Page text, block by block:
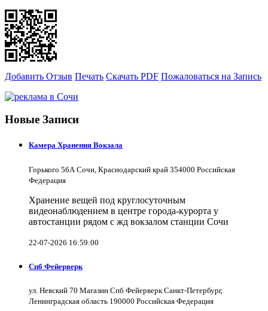
Добавить Отзыв Печать Скачать PDF Пожаловаться на Запись
Новые Записи
Камера Хранения Вокзала
Горького 56А Сочи, Краснодарский край 354000 Российская
Федерация
Хранение вещей под круглосуточным
видеонаблюдением в центре города-курорта у
автостанции рядом с жд вокзалом станции Сочи
22-07-2026 16:59:00
Спб Фейерверк
ул. Невский 70 Магазин Спб Фейерверк Санкт-Петербург,
Ленинградская область 190000 Российская Федерация